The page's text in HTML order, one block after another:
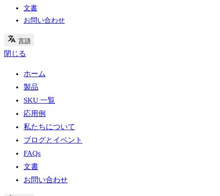
文書
お問い合わせ
言語
閉じる
ホーム
製品
SKU 一覧
応用例
私たちについて
ブログとイベント
FAQs
文書
お問い合わせ